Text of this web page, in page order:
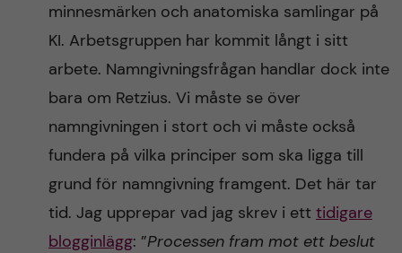
minnesmärken och anatomiska samlingar på
KI. Arbetsgruppen har kommit långt i sitt
arbete. Namngivningsfrågan handlar dock inte
bara om Retzius. Vi måste se över
namngivningen i stort och vi måste också
fundera på vilka principer som ska ligga till
grund för namngivning framgent. Det här tar
tid. Jag upprepar vad jag skrev i ett tidigare
blogginlägg: ”Processen fram mot ett beslut